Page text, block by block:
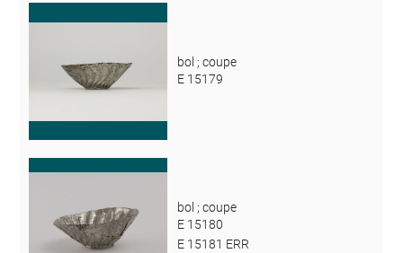
bol ; coupe
E 15179
bol ; coupe
E 15180
E 15181 ERR